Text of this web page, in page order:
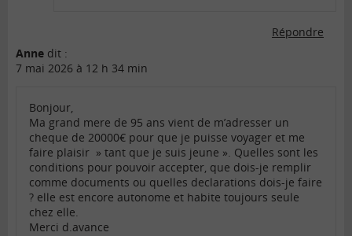
Répondre
Anne dit :
7 mai 2026 à 12 h 34 min
Bonjour,
Ma grand mere de 95 ans vient de m’adresser un
cheque de 20000€ pour que je puisse voyager et me
faire plaisir » tant que je suis jeune ». Quelles sont les
conditions pour pouvoir accepter, que dois-je remplir
comme documents ou quelles declarations dois-je faire
? elle est encore autonome et habite toujours seule
chez elle.
Merci d.avance